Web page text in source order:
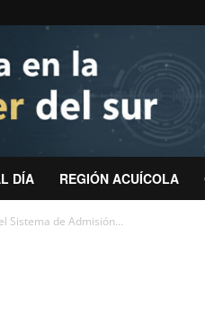
DÍA REGIÓN ACUÍCOLA
Sistema de Admisión...